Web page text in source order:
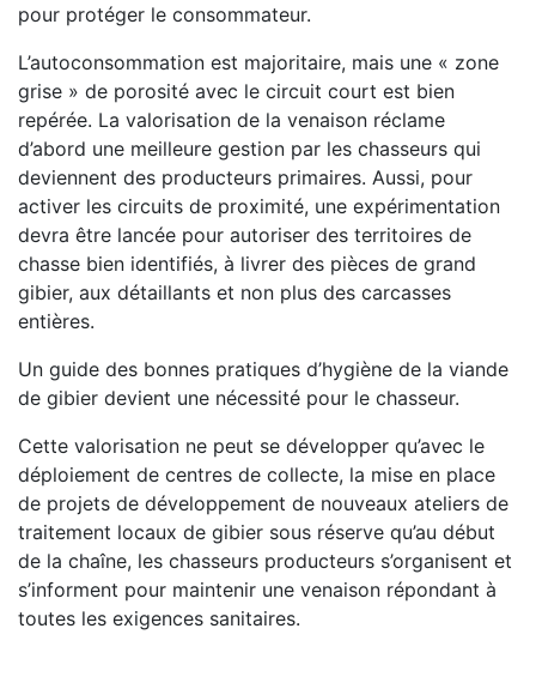
pour protéger le consommateur.
L’autoconsommation est majoritaire, mais une « zone
grise » de porosité avec le circuit court est bien
repérée. La valorisation de la venaison réclame
d’abord une meilleure gestion par les chasseurs qui
deviennent des producteurs primaires. Aussi, pour
activer les circuits de proximité, une expérimentation
devra être lancée pour autoriser des territoires de
chasse bien identifiés, à livrer des pièces de grand
gibier, aux détaillants et non plus des carcasses
entières.
Un guide des bonnes pratiques d’hygiène de la viande
de gibier devient une nécessité pour le chasseur.
Cette valorisation ne peut se développer qu’avec le
déploiement de centres de collecte, la mise en place
de projets de développement de nouveaux ateliers de
traitement locaux de gibier sous réserve qu’au début
de la chaîne, les chasseurs producteurs s’organisent et
s’informent pour maintenir une venaison répondant à
toutes les exigences sanitaires.